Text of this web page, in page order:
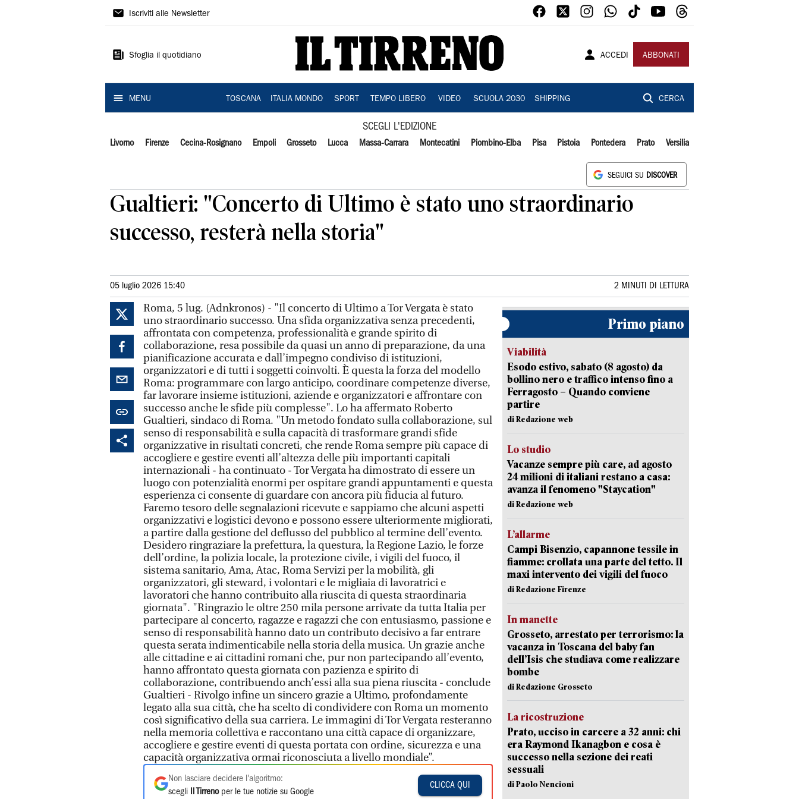
Il
Iscriviti alle Newsletter
Sfoglia il quotidiano ACCEDI ABBONATI
MENU TOSCANA ITALIA MONDO SPORT TEMPO LIBERO VIDEO SCUOLA 2030 SHIPPING CERCA
SCEGLI L'EDIZIONE
Livorno Firenze Cecina-Rosignano Empoli Grosseto Lucca Massa-Carrara Montecatini Piombino-Elba Pisa Pistoia Pontedera Prato Versilia
SEGUICI SU DISCOVER
Gualtieri: "Concerto di Ultimo è stato uno straordinario
successo, resterà nella storia"
05 luglio 2026 15:40 2 MINUTI DI LETTURA
Roma, 5 lug. (Adnkronos) - "Il concerto di Ultimo a Tor Vergata è stato
uno straordinario successo. Una sfida organizzativa senza precedenti,
affrontata con competenza, professionalità e grande spirito di
collaborazione, resa possibile da quasi un anno di preparazione, da una
pianificazione accurata e dall’impegno condiviso di istituzioni,
organizzatori e di tutti i soggetti coinvolti. È questa la forza del modello
Roma: programmare con largo anticipo, coordinare competenze diverse,
far lavorare insieme istituzioni, aziende e organizzatori e affrontare con
successo anche le sfide più complesse". Lo ha affermato Roberto
Gualtieri, sindaco di Roma. "Un metodo fondato sulla collaborazione, sul
senso di responsabilità e sulla capacità di trasformare grandi sfide
organizzative in risultati concreti, che rende Roma sempre più capace di
accogliere e gestire eventi all’altezza delle più importanti capitali
internazionali - ha continuato - Tor Vergata ha dimostrato di essere un
luogo con potenzialità enormi per ospitare grandi appuntamenti e questa
esperienza ci consente di guardare con ancora più fiducia al futuro.
Faremo tesoro delle segnalazioni ricevute e sappiamo che alcuni aspetti
organizzativi e logistici devono e possono essere ulteriormente migliorati,
a partire dalla gestione del deflusso del pubblico al termine dell’evento.
Desidero ringraziare la prefettura, la questura, la Regione Lazio, le forze
dell’ordine, la polizia locale, la protezione civile, i vigili del fuoco, il
sistema sanitario, Ama, Atac, Roma Servizi per la mobilità, gli
organizzatori, gli steward, i volontari e le migliaia di lavoratrici e
lavoratori che hanno contribuito alla riuscita di questa straordinaria
giornata". "Ringrazio le oltre 250 mila persone arrivate da tutta Italia per
partecipare al concerto, ragazze e ragazzi che con entusiasmo, passione e
senso di responsabilità hanno dato un contributo decisivo a far entrare
questa serata indimenticabile nella storia della musica. Un grazie anche
alle cittadine e ai cittadini romani che, pur non partecipando all’evento,
hanno affrontato questa giornata con pazienza e spirito di
collaborazione, contribuendo anch’essi alla sua piena riuscita - conclude
Gualtieri - Rivolgo infine un sincero grazie a Ultimo, profondamente
legato alla sua città, che ha scelto di condividere con Roma un momento
così significativo della sua carriera. Le immagini di Tor Vergata resteranno
nella memoria collettiva e raccontano una città capace di organizzare,
accogliere e gestire eventi di questa portata con ordine, sicurezza e una
capacità organizzativa ormai riconosciuta a livello mondiale”.
Non lasciare decidere l'algoritmo:
scegli
Il Tirrenoper le tue notizie su Google
CLICCA QUI
Primo piano
Viabilità
Esodo estivo, sabato (8 agosto) da
bollino nero e traffico intenso fino a
Ferragosto – Quando conviene
partire
di Redazione web
Lo studio
Vacanze sempre più care, ad agosto
24 milioni di italiani restano a casa:
avanza il fenomeno "Staycation"
di Redazione web
L’allarme
Campi Bisenzio, capannone tessile in
fiamme: crollata una parte del tetto. Il
maxi intervento dei vigili del fuoco
di Redazione Firenze
In manette
Grosseto, arrestato per terrorismo: la
vacanza in Toscana del baby fan
dell’Isis che studiava come realizzare
bombe
di Redazione Grosseto
La ricostruzione
Prato, ucciso in carcere a 32 anni: chi
era Raymond Ikanagbon e cosa è
successo nella sezione dei reati
sessuali
di Paolo Nencioni